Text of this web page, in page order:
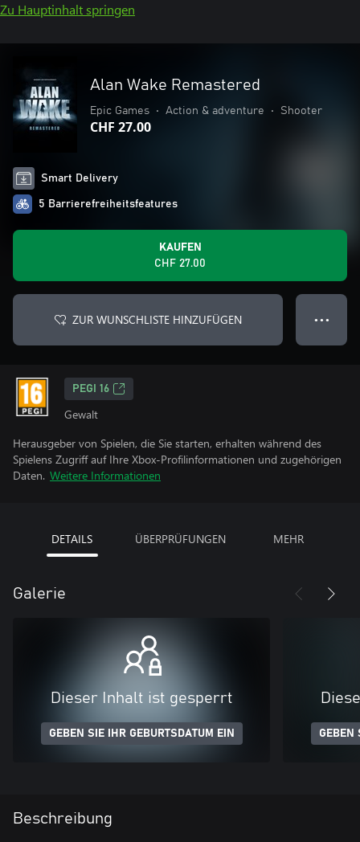
Zu Hauptinhalt springen
Alan Wake Remastered
Epic Games • Action & adventure • Shooter
CHF 27.00
Smart Delivery
5 Barrierefreiheitsfeatures
KAUFEN
CHF 27.00
ZUR WUNSCHLISTE HINZUFÜGEN ● ● ●
PEGI 16
Gewalt
Herausgeber von Spielen, die Sie starten, erhalten während des
Spielens Zugriff auf Ihre Xbox-Profilinformationen und zugehörigen
Daten. Weitere Informationen
DETAILS ÜBERPRÜFUNGEN MEHR
Galerie
Dieser Inhalt ist gesperrt
GEBEN SIE IHR GEBURTSDATUM EIN GEBEN
Beschreibung